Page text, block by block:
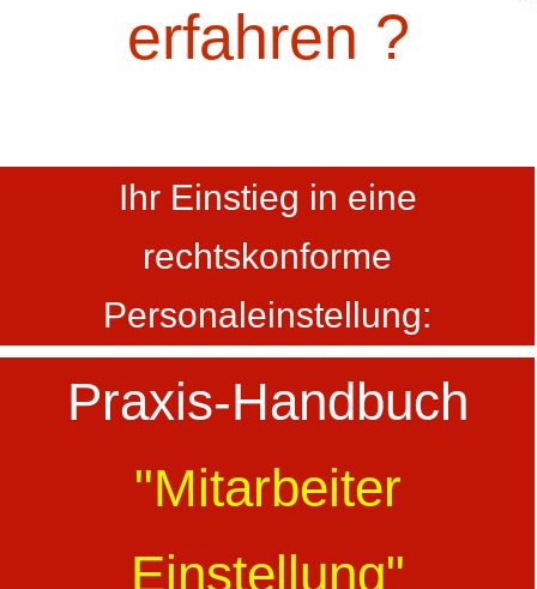
erfahren ?
Ihr Einstieg in eine
rechtskonforme
Personaleinstellung:
Praxis-Handbuch
"Mitarbeiter
Einstellung"